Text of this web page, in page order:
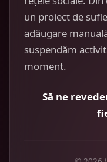
un proiect de
adăugare
suspendăm
moment.
Să ne